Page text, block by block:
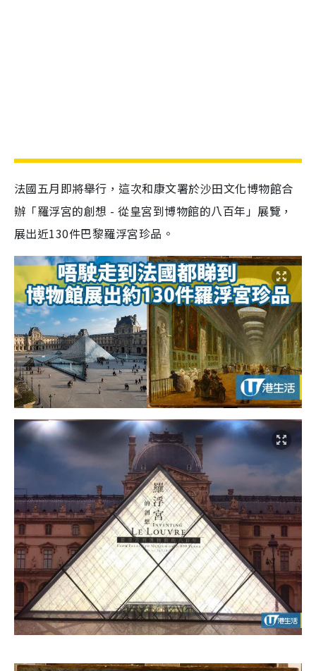
法國五月即將舉行，這次和康文署於沙田文化博物館合
辦「羅浮宮的創想 - 從皇宮到博物館的八百年」展覽，
展出近130件巴黎羅浮宮珍品。